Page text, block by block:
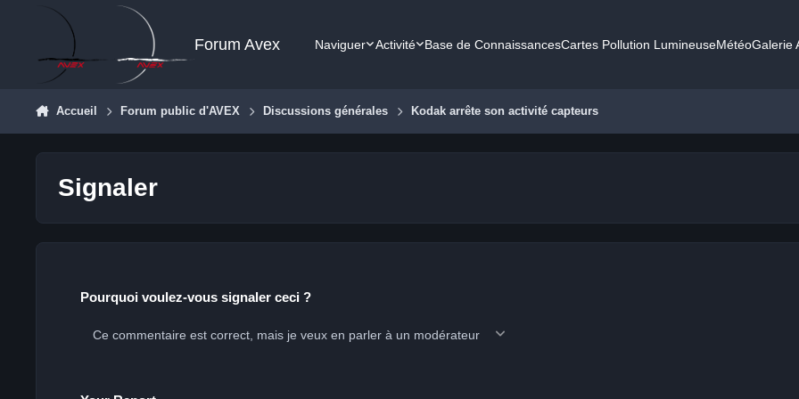
Aller au contenu
Forum Avex Naviguer Activité Base de ConnaissancesCartes Pollution LumineuseMétéoGalerie
Accueil Forum public d'AVEX Discussions générales Kodak arrête son activité capteurs
Signaler
Pourquoi voulez-vous signaler ceci ?